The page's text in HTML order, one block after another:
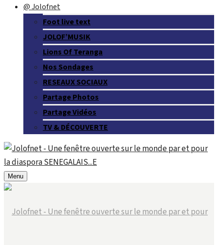
@ Jolofnet
Foot live text
JOLOF’MUSIK
Lions Of Teranga
Nos Sondages
RESEAUX SOCIAUX
Partage Photos
Partage Vidéos
TV & DÉCOUVERTE
Menu